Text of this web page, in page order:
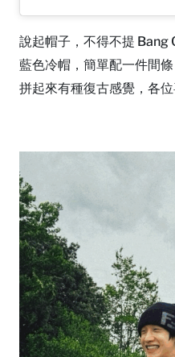
說起帽子，不得不提 Bang
藍色冷帽，簡單配一件間
拼起來有種復古感覺，各